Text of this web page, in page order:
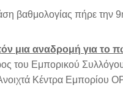
βαθμολογίας πήρε την
μια αναδρομή για το
του Εμπορικού
Κέντρα Εμπορίου